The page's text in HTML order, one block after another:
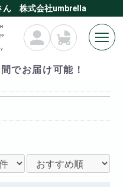
ん 株式会社umbrella
でお届け可能！